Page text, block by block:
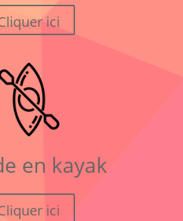
ici
en kayak
ici